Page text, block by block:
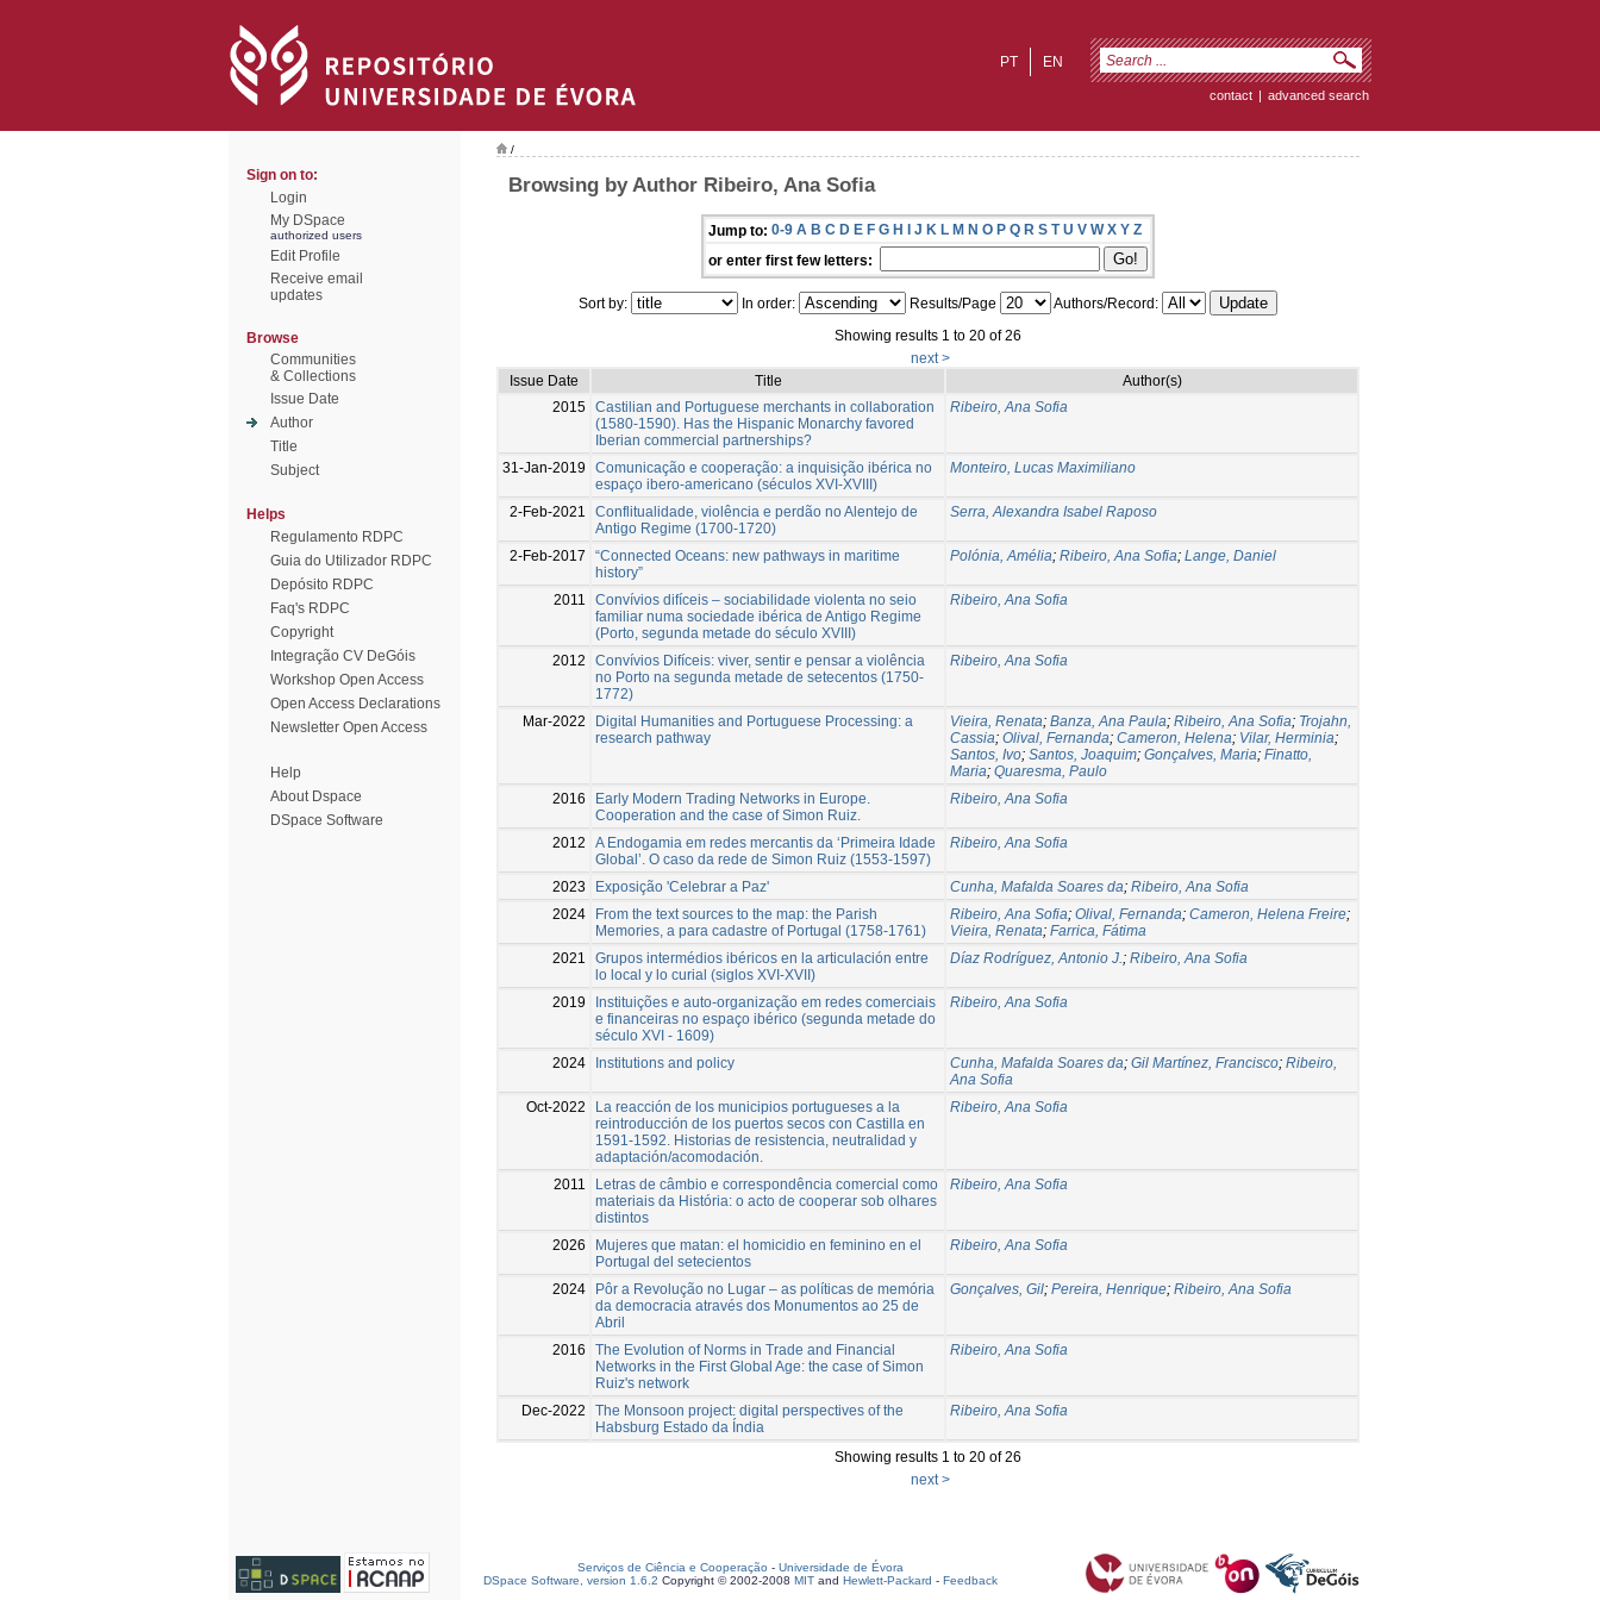
EN
PT
contact | advanced search
Sign on to:
Login
My DSpace
authorized users
Edit Profile
Receive email
updates
Browse
Communities
& Collections
Issue Date
Author
Title
Subject
Helps
Regulamento RDPC
Guia do Utilizador RDPC
Depósito RDPC
Faq's RDPC
Copyright
Integração CV DeGóis
Workshop Open Access
Open Access Declarations
Newsletter Open Access
Help
About Dspace
DSpace Software
/
Browsing by Author Ribeiro, Ana Sofia
Jump to: 0-9 A B C D E F G H I J K L M N O P Q R S T U V W X Y Z
or enter first few letters:
Sort by: In order: Results/Page
Authors/Record:
Showing results 1 to 20 of 26
next >
Issue Date
Title
Author(s)
2015 Castilian and Portuguese merchants in collaboration
(1580-1590). Has the Hispanic Monarchy favored
Iberian commercial partnerships?
Ribeiro, Ana Sofia
31-Jan-2019
Comunicação e cooperação: a inquisição ibérica no
espaço ibero-americano (séculos XVI-XVIII)
Monteiro, Lucas Maximiliano
2-Feb-2021
Conflitualidade, violência e perdão no Alentejo de
Antigo Regime (1700-1720)
Serra, Alexandra Isabel Raposo
2-Feb-2017
“Connected Oceans: new pathways in maritime
history”
Polónia, Amélia; Ribeiro, Ana Sofia; Lange, Daniel
2011
Convívios difíceis – sociabilidade violenta no seio
familiar numa sociedade ibérica de Antigo Regime
(Porto, segunda metade do século XVIII)
Ribeiro, Ana Sofia
2012
Convívios Difíceis: viver, sentir e pensar a violência
no Porto na segunda metade de setecentos (1750-
1772)
Ribeiro, Ana Sofia
Mar-2022
Digital Humanities and Portuguese Processing: a
research pathway
Vieira, Renata; Banza, Ana Paula; Ribeiro, Ana Sofia; Trojahn,
Cassia; Olival, Fernanda; Cameron, Helena; Vilar, Herminia;
Santos, Ivo; Santos, Joaquim; Gonçalves, Maria; Finatto,
Maria; Quaresma, Paulo
2016
Early Modern Trading Networks in Europe.
Cooperation and the case of Simon Ruiz.
Ribeiro, Ana Sofia
2012
A Endogamia em redes mercantis da ‘Primeira Idade
Global’. O caso da rede de Simon Ruiz (1553-1597)
Ribeiro, Ana Sofia
2023 Exposição 'Celebrar a Paz' Cunha, Mafalda Soares da; Ribeiro, Ana Sofia
2024
From the text sources to the map: the Parish
Memories, a para cadastre of Portugal (1758-1761)
Ribeiro, Ana Sofia; Olival, Fernanda; Cameron, Helena Freire;
Vieira, Renata; Farrica, Fátima
2021
Grupos intermédios ibéricos en la articulación entre
lo local y lo curial (siglos XVI-XVII)
Díaz Rodríguez, Antonio J.; Ribeiro, Ana Sofia
2019
Instituições e auto-organização em redes comerciais
e financeiras no espaço ibérico (segunda metade do
século XVI - 1609)
Ribeiro, Ana Sofia
2024 Institutions and policy Cunha, Mafalda Soares da; Gil Martínez, Francisco; Ribeiro,
Ana Sofia
Oct-2022
La reacción de los municipios portugueses a la
reintroducción de los puertos secos con Castilla en
1591-1592. Historias de resistencia, neutralidad y
adaptación/acomodación.
Ribeiro, Ana Sofia
2011
Letras de câmbio e correspondência comercial como
materiais da História: o acto de cooperar sob olhares
distintos
Ribeiro, Ana Sofia
2026
Mujeres que matan: el homicidio en feminino en el
Portugal del setecientos
Ribeiro, Ana Sofia
2024
Pôr a Revolução no Lugar – as políticas de memória
da democracia através dos Monumentos ao 25 de
Abril
Gonçalves, Gil; Pereira, Henrique; Ribeiro, Ana Sofia
2016
The Evolution of Norms in Trade and Financial
Networks in the First Global Age: the case of Simon
Ruiz's network
Ribeiro, Ana Sofia
Dec-2022
The Monsoon project: digital perspectives of the
Habsburg Estado da Índia
Ribeiro, Ana Sofia
Showing results 1 to 20 of 26
next >
Serviços de Ciência e Cooperação - Universidade de Évora
DSpace Software, version 1.6.2 Copyright © 2002-2008 MIT and Hewlett-Packard - Feedback